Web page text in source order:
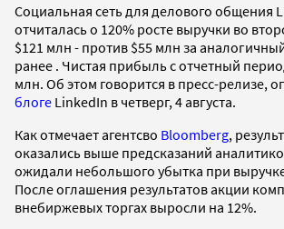
Социальная сеть для делового общения
отчиталась о 120% росте выручки во
$121 млн - против $55 млн за
ранее . Чистая прибыль с отчетный
млн. Об этом говорится в пресс-релизе,
блоге LinkedIn в четверг, 4 августа.
Как отмечает агентсво Bloomberg,
оказались выше предсказаний
ожидали небольшого убытка при
После оглашения результатов акции
внебиржевых торгах выросли на 12%.